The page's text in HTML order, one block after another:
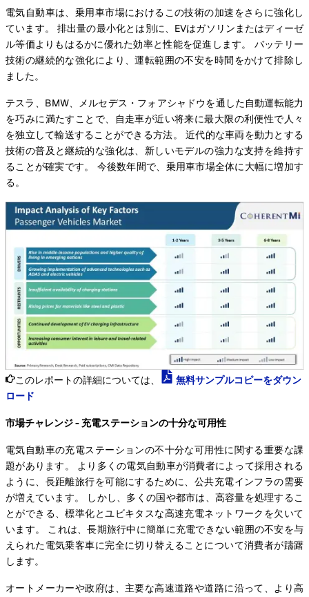
電気自動車は、乗用車市場におけるこの技術の加速をさらに強化し
ています。 排出量の最小化とは別に、EVはガソリンまたはディーゼ
ル等価よりもはるかに優れた効率と性能を促進します。 バッテリー
技術の継続的な強化により、運転範囲の不安を時間をかけて排除し
ました。
テスラ、BMW、メルセデス・フォアシャドウを通した自動運転能力
を巧みに満たすことで、自走車が近い将来に最大限の利便性で人々
を独立して輸送することができる方法。 近代的な車両を動力とする
技術の普及と継続的な強化は、新しいモデルの強力な支持を維持す
ることが確実です。 今後数年間で、乗用車市場全体に大幅に増加す
る。
このレポートの詳細については、
無料サンプルコピーをダウン
ロード
市場チャレンジ - 充電ステーションの十分な可用性
電気自動車の充電ステーションの不十分な可用性に関する重要な課
題があります。 より多くの電気自動車が消費者によって採用される
ように、長距離旅行を可能にするために、公共充電インフラの需要
が増えています。 しかし、多くの国や都市は、高容量を処理するこ
とができる、標準化とユビキタスな高速充電ネットワークを欠いて
います。 これは、長期旅行中に簡単に充電できない範囲の不安を与
えられた電気乗客車に完全に切り替えることについて消費者が躊躇
します。
オートメーカーや政府は、主要な高速道路や道路に沿って、より高